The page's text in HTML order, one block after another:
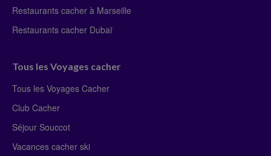
Restaurants cacher à Marseille
Restaurants cacher Dubaï
Tous les Voyages cacher
Tous les Voyages Cacher
Club Cacher
Séjour Souccot
Vacances cacher ski